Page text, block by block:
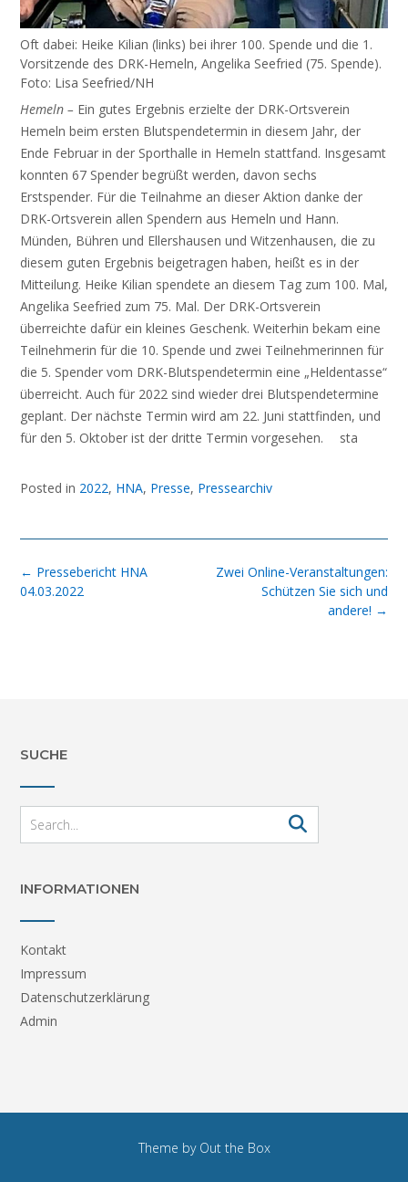
Oft da­bei: Hei­ke Ki­li­an (links) bei ih­rer 100. Spen­de und die 1.
Vor­sit­zen­de des DRK-Hemeln, An­ge­li­ka See­fried (75. Spen­de).
Fo­to: Li­sa See­fried/NH
Hemeln – Ein gutes Ergebnis erzielte der DRK-Ortsverein
Hemeln beim ersten Blutspendetermin in diesem Jahr, der
Ende Februar in der Sporthalle in Hemeln stattfand. Insgesamt
konnten 67 Spender begrüßt werden, davon sechs
Erstspender. Für die Teilnahme an dieser Aktion danke der
DRK-Ortsverein allen Spendern aus Hemeln und Hann.
Münden, Bühren und Ellershausen und Witzenhausen, die zu
diesem guten Ergebnis beigetragen haben, heißt es in der
Mitteilung. Heike Kilian spendete an diesem Tag zum 100. Mal,
Angelika Seefried zum 75. Mal. Der DRK-Ortsverein
überreichte dafür ein kleines Geschenk. Weiterhin bekam eine
Teilnehmerin für die 10. Spende und zwei Teilnehmerinnen für
die 5. Spender vom DRK-Blutspendetermin eine „Heldentasse“
überreicht. Auch für 2022 sind wieder drei Blutspendetermine
geplant. Der nächste Termin wird am 22. Juni stattfinden, und
für den 5. Oktober ist der dritte Termin vorgesehen. sta
Posted in 2022, HNA, Presse, Pressearchiv
Post
navigation
Zwei Online-Veranstaltungen:
Schützen Sie sich und
andere! →
← Pressebericht HNA
04.03.2022
SUCHE
INFORMATIONEN
Kontakt
Impressum
Datenschutzerklärung
Admin
Theme by Out the Box